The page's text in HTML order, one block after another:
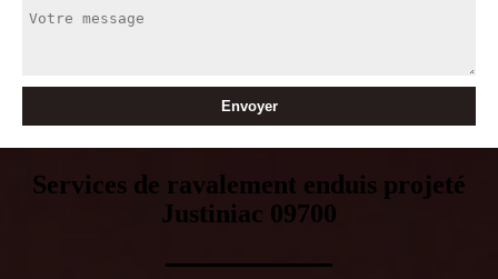
Services de ravalement enduis projeté
Justiniac 09700